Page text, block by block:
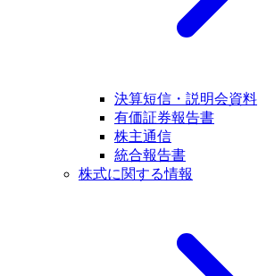
決算短信・説明会資料
有価証券報告書
株主通信
統合報告書
株式に関する情報